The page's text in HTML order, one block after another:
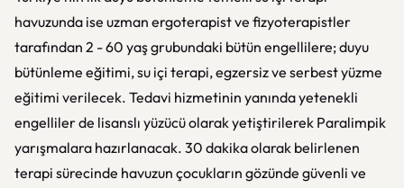
havuzunda ise uzman ergoterapist ve fizyoterapistler
tarafından 2 - 60 yaş grubundaki bütün engellilere; duyu
bütünleme eğitimi, su içi terapi, egzersiz ve serbest yüzme
eğitimi verilecek. Tedavi hizmetinin yanında yetenekli
engelliler de lisanslı yüzücü olarak yetiştirilerek Paralimpik
yarışmalara hazırlanacak. 30 dakika olarak belirlenen
terapi sürecinde havuzun çocukların gözünde güvenli ve